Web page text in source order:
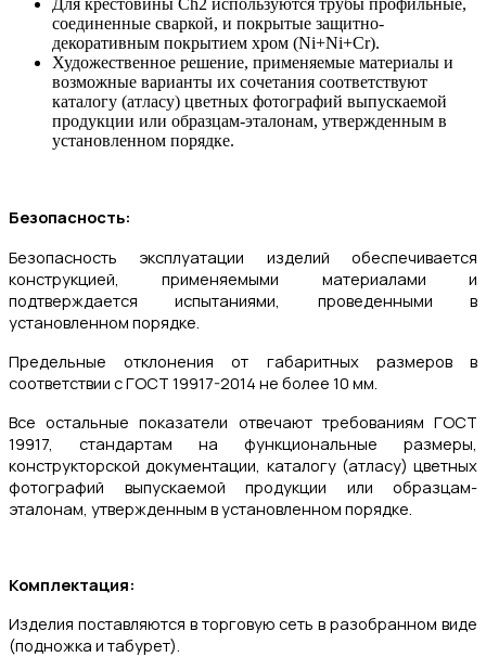
соединенные сваркой, и покрытые защитно-
декоративным покрытием хром (Ni+Ni+Cr).
Художественное решение, применяемые материалы и
возможные варианты их сочетания соответствуют
каталогу (атласу) цветных фотографий выпускаемой
продукции или образцам-эталонам, утвержденным в
установленном порядке.
Безопасность:
Безопасность эксплуатации изделий обеспечивается
конструкцией, применяемыми материалами и
подтверждается испытаниями, проведенными в
установленном порядке.
Предельные отклонения от габаритных размеров в
соответствии с ГОСТ 19917-2014 не более 10 мм.
Все остальные показатели отвечают требованиям ГОСТ
19917, стандартам на функциональные размеры,
конструкторской документации, каталогу (атласу) цветных
фотографий выпускаемой продукции или образцам-
эталонам, утвержденным в установленном порядке.
Комплектация:
Изделия поставляются в торговую сеть в разобранном виде
(подножка и табурет).